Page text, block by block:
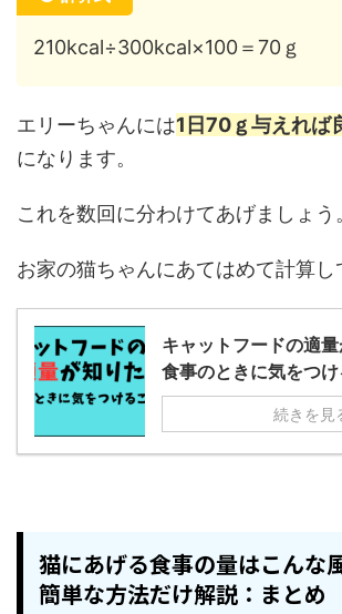
210kcal÷300kcal×100＝70ｇ
エリーちゃんには1日70ｇ与えれば
になります。
これを数回に分わけてあげましょう
お家の猫ちゃんにあてはめて計算し
キャットフードの適
食事のときに気をつ
続きを見
猫にあげる食事の量はこんな
簡単な方法だけ解説：まとめ